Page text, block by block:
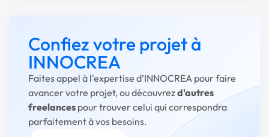
Confiez votre projet à
INNOCREA
Faites appel à l'expertise d’INNOCREA pour faire
avancer votre projet, ou découvrezd'autres
freelances pour trouver celui qui correspondra
parfaitement à vos besoins.